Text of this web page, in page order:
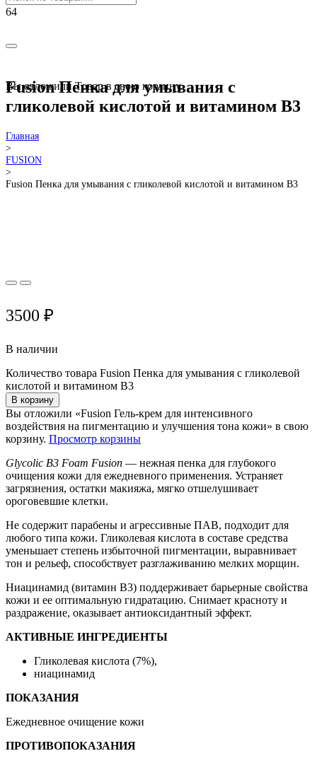
Вы отложилиТоварв свою корзину.
Fusion Пенка для умывания с
гликолевой кислотой и витамином B3
Главная
>
FUSION
>
Fusion Пенка для умывания с гликолевой кислотой и витамином B3
3500 ₽
В наличии
Количество товара Fusion Пенка для умывания с гликолевой
кислотой и витамином B3
В корзину
Вы отложили «Fusion Гель-крем для интенсивного
воздействия на пигментацию и улучшения тона кожи» в свою
корзину. Просмотр корзины
Glycolic B3 Foam Fusion — нежная пенка для глубокого
очищения кожи для ежедневного применения. Устраняет
загрязнения, остатки макияжа, мягко отшелушивает
ороговевшие клетки.
Не содержит парабены и агрессивные ПАВ, подходит для
любого типа кожи. Гликолевая кислота в составе средства
уменьшает степень избыточной пигментации, выравнивает
тон и рельеф, способствует разглаживанию мелких морщин.
Ниацинамид (витамин В3) поддерживает барьерные свойства
кожи и ее оптимальную гидратацию. Снимает красноту и
раздражение, оказывает антиоксидантный эффект.
АКТИВНЫЕ ИНГРЕДИЕНТЫ
Гликолевая кислота (7%),
ниацинамид
ПОКАЗАНИЯ
Ежедневное очищение кожи
ПРОТИВОПОКАЗАНИЯ
РАСПРОДАЖА!